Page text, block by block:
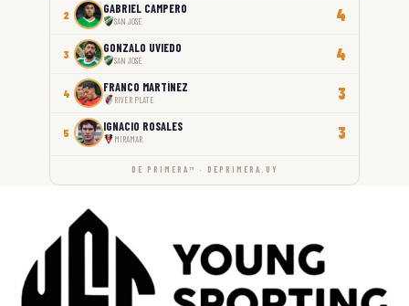
2 GABRIEL CAMPERO
SAN JOSÉ 4
3 GONZALO UVIEDO
SAN JOSÉ 4
4 FRANCO MARTÍNEZ
RIVER PLATE 3
5 IGNACIO ROSALES
MIRAMAR 3
DE PRIMERA™ · DEPRIMERA.UY